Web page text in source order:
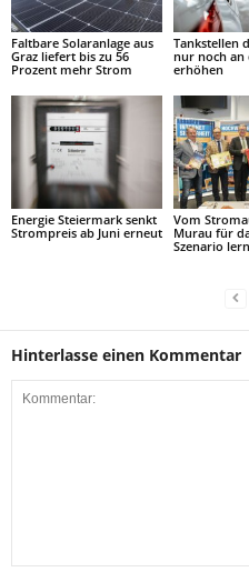
Faltbare Solaranlage aus
Graz liefert bis zu 56
Prozent mehr Strom
Tankstellen
nur noch an
erhöhen
Energie Steiermark senkt
Strompreis ab Juni erneut
Vom
Murau für
Szenario
Hinterlasse einen Kommentar